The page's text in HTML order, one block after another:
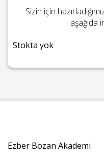
Sizin için
aşağıda
Stokta yok
Ezber Bozan Akademi